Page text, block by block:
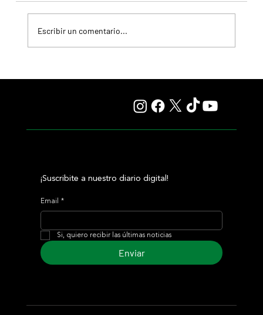
Escribir un comentario...
¡Suscribite a nuestro diario digital!
Email *
Si, quiero recibir las últimas noticias
Enviar